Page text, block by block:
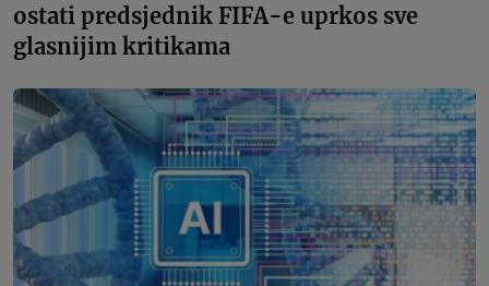
ostati predsjednik FIFA-e uprkos sve
glasnijim kritikama